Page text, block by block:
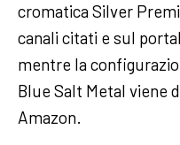
cromatica Silver
canali citati e sul
mentre la
Blue Salt Metal viene
Amazon.